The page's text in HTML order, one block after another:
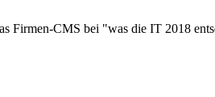
Firmen-CMS bei "was die IT 2018